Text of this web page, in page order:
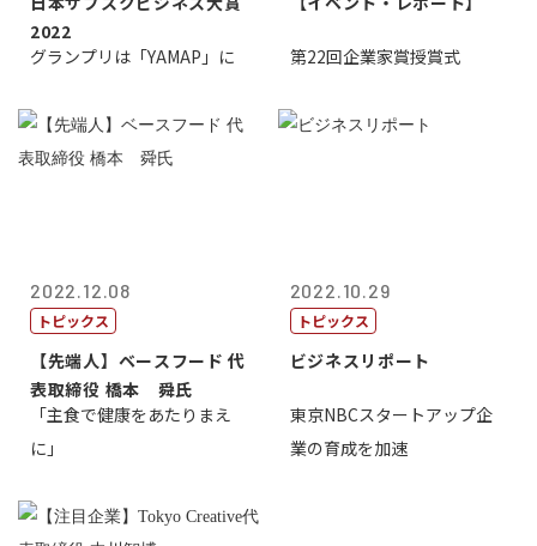
2022
グランプリは「YAMAP」に
第22回企業家賞授賞式
2022.12.08
トピックス
【先端人】ベースフード 代
表取締役 橋本 舜氏
「主食で健康をあたりまえ
に」
2022.10.29
トピックス
ビジネスリポート
東京NBCスタートアップ企
業の育成を加速